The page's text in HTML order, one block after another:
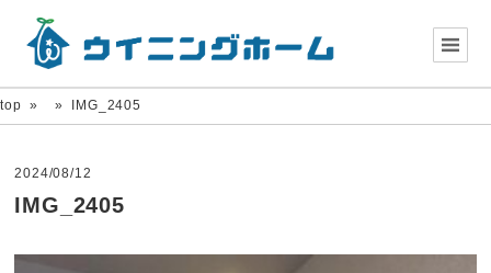
top » » IMG_2405
2024/08/12
IMG_2405